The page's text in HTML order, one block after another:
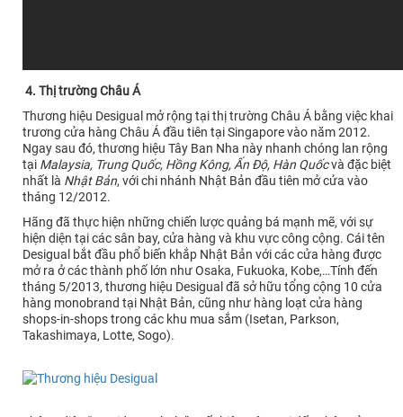
4. Thị trường Châu Á
Thương hiệu Desigual mở rộng tại thị trường Châu Á bằng việc khai
trương cửa hàng Châu Á đầu tiên tại Singapore vào năm 2012.
Ngay sau đó, thương hiệu Tây Ban Nha này nhanh chóng lan rộng
tại Malaysia, Trung Quốc, Hồng Kông, Ấn Độ, Hàn Quốcvà đặc biệt
nhất là Nhật Bản, với chi nhánh Nhật Bản đầu tiên mở cửa vào
tháng 12/2012.
Hãng đã thực hiện những chiến lược quảng bá mạnh mẽ, với sự
hiện diện tại các sân bay, cửa hàng và khu vực công cộng. Cái tên
Desigual bắt đầu phổ biến khắp Nhật Bản với các cửa hàng được
mở ra ở các thành phố lớn như Osaka, Fukuoka, Kobe,…Tính đến
tháng 5/2013, thương hiệu Desigual đã sở hữu tổng cộng 10 cửa
hàng monobrand tại Nhật Bản, cũng như hàng loạt cửa hàng
shops-in-shops trong các khu mua sắm (Isetan, Parkson,
Takashimaya, Lotte, Sogo).